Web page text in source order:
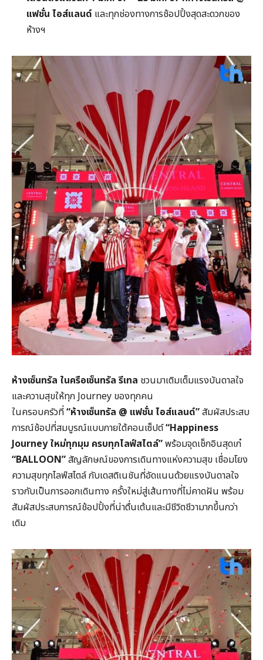
แฟชั่น ไอส์แลนด์ และทุกช่องทางการช้อปปิ้งสุดสะดวกของ
ห้างฯ
ห้างเซ็นทรัล ในครือเซ็นทรัลรีเทล ชวนมาเติมเต็มแรงบันดาลใจ
และความสุขให้ทุก Journey ของทุกคน
ในครอบครัวที่“ห้างเซ็นทรัล @ แฟชั่น ไอส์แลนด์”สัมผัสประสบ
การณ์ช้อปที่สมบูรณ์แบบภายใต้คอนเซ็ปต์“Happiness
Journeyใหม่ทุกมุม ครบทุกไลฟ์สไตล์”​ พร้อมจุดเช็กอินสุดเก๋
“BALLOON”สัญลักษณ์ของการเดินทางแห่งความสุข เชื่อมโยง
ความสุขทุกไลฟ์สไตล์ กับเดสติเนชันที่อัดแนนด้วยแรงบันดาลใจ
ราวกับเป็นการออกเดินทาง ครั้งใหม่สู่เส้นทางที่ไม่คาดฝัน พร้อม
สัมผัสประสบการณ์ช้อปปิ้งที่น่าตื่นเต้นและมีชีวิตชีวามากขึ้นกว่า
เดิม